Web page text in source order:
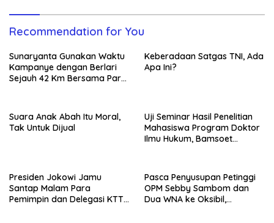
Recommendation for You
Sunaryanta Gunakan Waktu
Kampanye dengan Berlari
Sejauh 42 Km Bersama Para
Keberadaan Satgas TNI, Ada
Apa Ini?
Suara Anak Abah Itu Moral,
Tak Untuk Dijual
Uji Seminar Hasil Penelitian
Mahasiswa Program Doktor
Ilmu Hukum, Bamsoet
Presiden Jokowi Jamu
Santap Malam Para
Pemimpin dan Delegasi KTT
Pasca Penyusupan Petinggi
OPM Sebby Sambom dan
Dua WNA ke Oksibil,